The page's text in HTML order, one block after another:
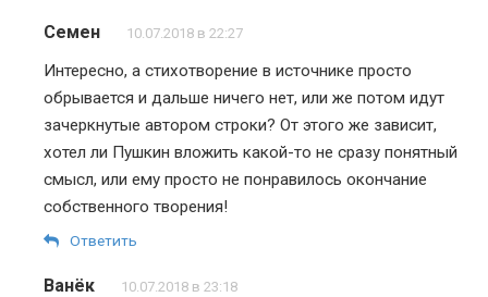
Семен 10.07.2018 в 22:27
Интересно, а стихотворение в источнике просто
обрывается и дальше ничего нет, или же потом идут
зачеркнутые автором строки? От этого же зависит,
хотел ли Пушкин вложить какой-то не сразу понятный
смысл, или ему просто не понравилось окончание
собственного творения!
Ответить
Ванёк 10.07.2018 в 23:18